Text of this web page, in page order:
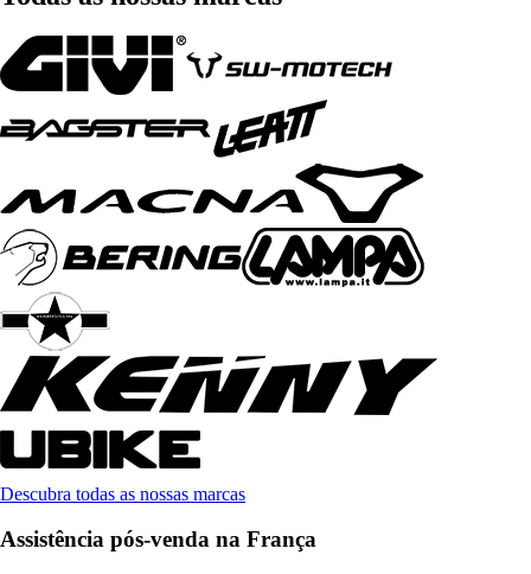
Descubra todas as nossas marcas
Assistência pós-venda na França